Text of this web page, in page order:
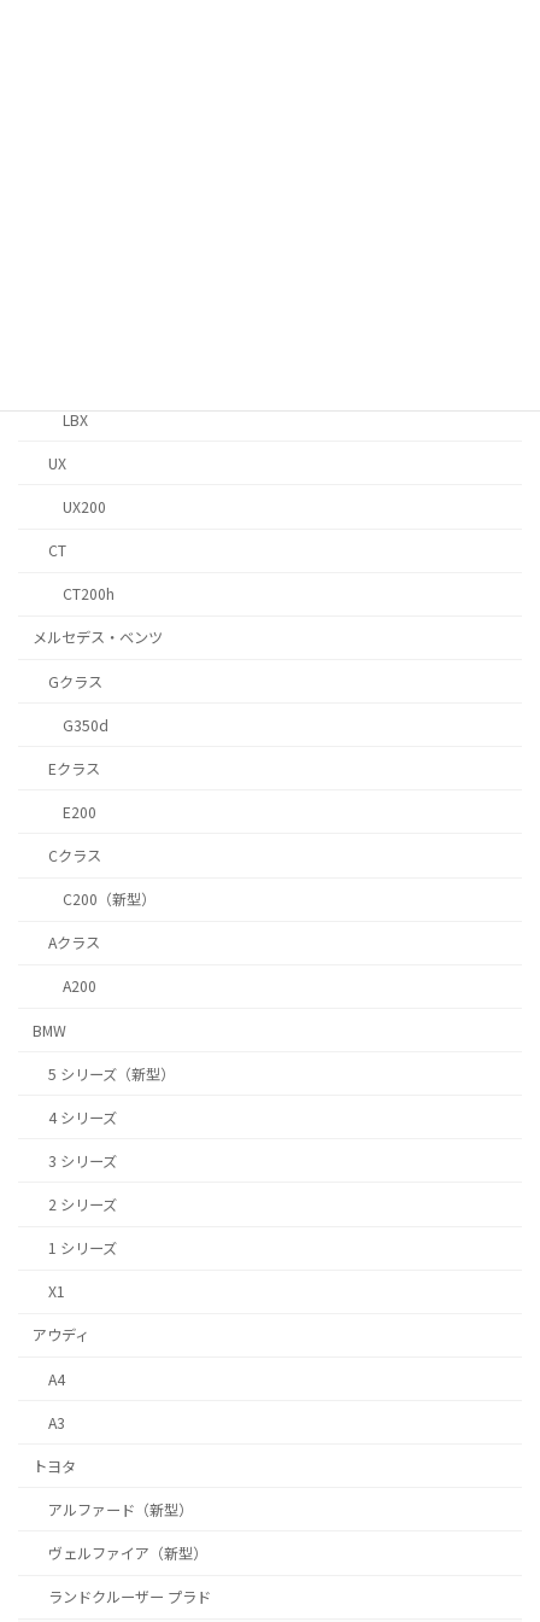
LBX
UX
UX200
CT
CT200h
メルセデス・ベンツ
Gクラス
G350d
Eクラス
E200
Cクラス
C200（新型）
Aクラス
A200
BMW
5 シリーズ（新型）
4 シリーズ
3 シリーズ
2 シリーズ
1 シリーズ
X1
アウディ
A4
A3
トヨタ
アルファード（新型）
ヴェルファイア（新型）
ランドクルーザー プラド